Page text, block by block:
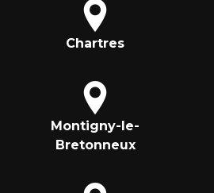
Chartres
Montigny-le-
Bretonneux